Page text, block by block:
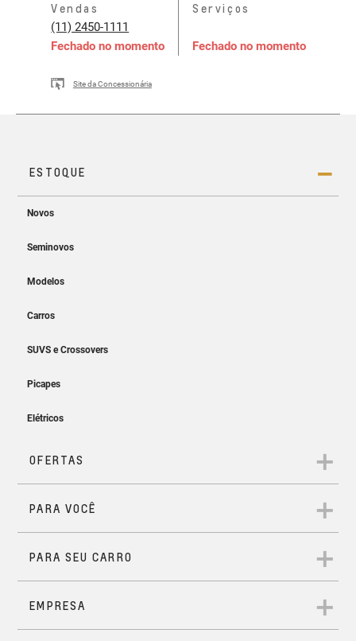
Vendas
(11) 2450-1111
Fechado no momento
Serviços
Fechado no momento
Site da Concessionária